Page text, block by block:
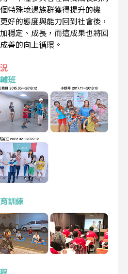
特殊境遇族群獲得提升的機
好的態度與能力回到社會後，
穩定、成長，而這成果也將回
善的向上循環。
班
訓練